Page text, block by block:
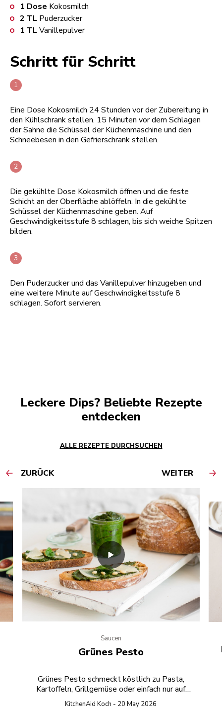
1 Dose Kokosmilch
2 TL Puderzucker
1 TLVanillepulver
Schritt für Schritt
Eine Dose Kokosmilch 24 Stunden vor der Zubereitung in
den Kühlschrank stellen. 15 Minuten vor dem Schlagen
der Sahne die Schüssel der Küchenmaschine und den
Schneebesen in den Gefrierschrank stellen.
Die gekühlte Dose Kokosmilch öffnen und die feste
Schicht an der Oberfläche ablöffeln. In die gekühlte
Schüssel der Küchenmaschine geben. Auf
Geschwindigkeitsstufe 8 schlagen, bis sich weiche Spitzen
bilden.
Den Puderzucker und das Vanillepulver hinzugeben und
eine weitere Minute auf Geschwindigkeitsstufe 8
schlagen. Sofort servieren.
Leckere Dips? Beliebte Rezepte
entdecken
ALLE REZEPTE DURCHSUCHEN
ZURÜCK WEITER
Saucen
Grünes Pesto
Grünes Pesto schmeckt köstlich zu Pasta,
Kartoffeln, Grillgemüse oder einfach nur auf
geröstetem Brot.
KitchenAid Koch - 20 May 2026